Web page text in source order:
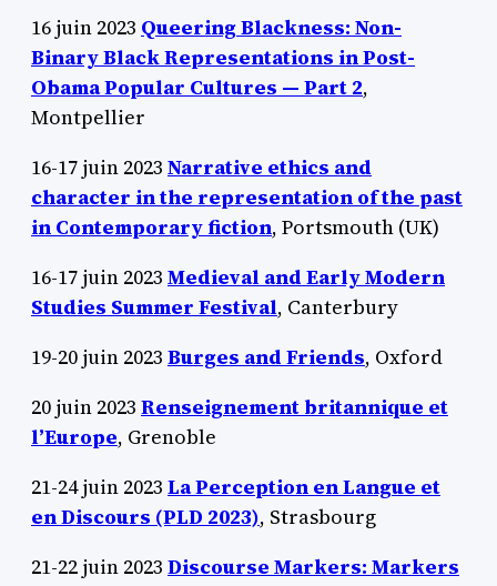
16 juin 2023 Queering Blackness: Non-
Binary Black Representations in Post-
Obama Popular Cultures — Part 2,
Montpellier
16-17 juin 2023 Narrative ethics and
character in the representation of the past
in Contemporary fiction, Portsmouth (UK)
16-17 juin 2023 Medieval and Early Modern
Studies Summer Festival, Canterbury
19-20 juin 2023 Burges and Friends, Oxford
20 juin 2023 Renseignement britannique et
l’Europe, Grenoble
21-24 juin 2023 La Perception en Langue et
en Discours (PLD 2023), Strasbourg
21-22 juin 2023 Discourse Markers: Markers